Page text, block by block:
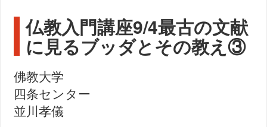
仏教入門講座9/4最古の文献
に見るブッダとその教え③
佛教大学
四条センター
並川孝儀